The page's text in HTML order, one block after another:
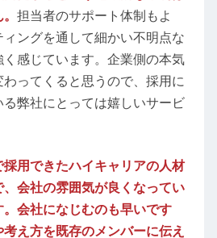
担当者のサポート体制もよ
ィングを通して細かい不明点な
く感じています。企業側の本気
ってくると思うので、採用に
弊社にとっては嬉しいサービ
採用できたハイキャリアの人材
会社の雰囲気が良くなってい
会社になじむのも早いです
え方を既存のメンバーに伝え